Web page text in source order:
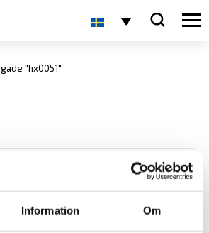
Information Om
"hx0051"